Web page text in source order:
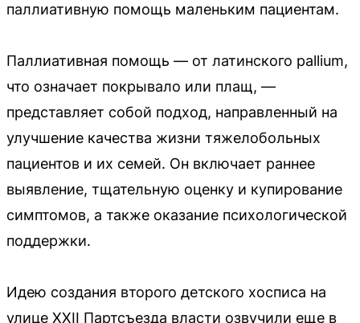
паллиативную помощь маленьким пациентам.
Паллиативная помощь — от латинского pallium,
что означает покрывало или плащ, —
представляет собой подход, направленный на
улучшение качества жизни тяжелобольных
пациентов и их семей. Он включает раннее
выявление, тщательную оценку и купирование
симптомов, а также оказание психологической
поддержки.
Идею создания второго детского хосписа на
улице XXII Партсъезда власти озвучили еще в